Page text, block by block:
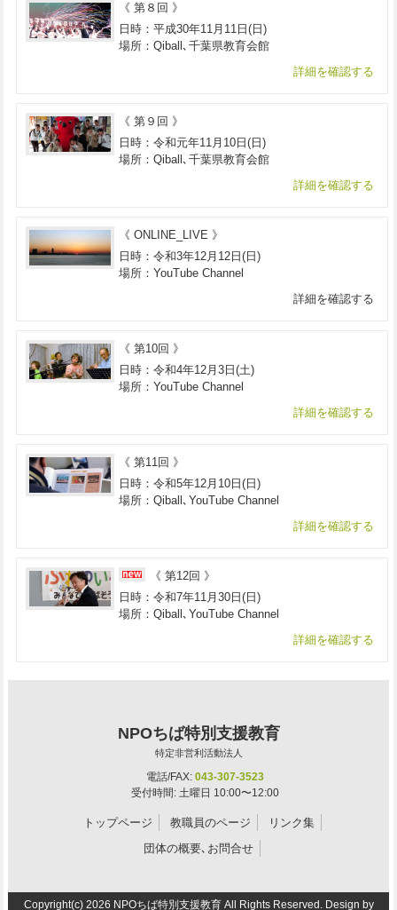
《 第８回 》
日時：平成30年11月11日(日)
場所：Qiball､千葉県教育会館
詳細を確認する
《 第９回 》
日時：令和元年11月10日(日)
場所：Qiball､千葉県教育会館
詳細を確認する
《 ONLINE_LIVE 》
日時：令和3年12月12日(日)
場所：YouTube Channel
詳細を確認する
《 第10回 》
日時：令和4年12月3日(土)
場所：YouTube Channel
詳細を確認する
《 第11回 》
日時：令和5年12月10日(日)
場所：Qiball､YouTube Channel
詳細を確認する
《 第12回 》
日時：令和7年11月30日(日)
場所：Qiball､YouTube Channel
詳細を確認する
NPOちば特別支援教育
特定非営利活動法人
電話/FAX: 043-307-3523
受付時間: 土曜日 10:00〜12:00
トップページ 教職員のページ
リンク集
団体の概要､お問合せ
Copyright(c) 2026 NPOちば特別支援教育 All Rights Reserved. Design by